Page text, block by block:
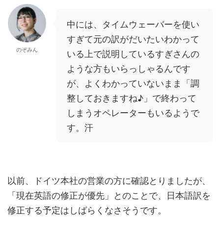
のぞみん
中には、タイムウェーバーを使い
すぎて元の訳がだいたいわかって
いる上で説明しているすぎさんの
ような方もいらっしゃるんです
が、よくわかっていないまま「調
整しておきますね♪」で終わって
しまうオペレーターもいるようで
す。汗
以前、ドイツ本社の営業の方に確認とりましたが、
「現在英語の修正が優先」とのことで、日本語訳を
修正する予定はしばらくなさそうです。